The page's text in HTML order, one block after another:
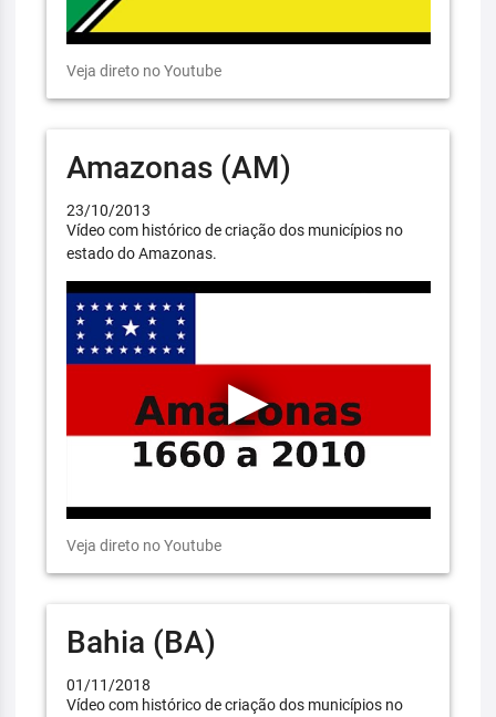
Veja direto no Youtube
Amazonas (AM)
23/10/2013
Vídeo com histórico de criação dos municípios no
estado do Amazonas.
Veja direto no Youtube
Bahia (BA)
01/11/2018
Vídeo com histórico de criação dos municípios no